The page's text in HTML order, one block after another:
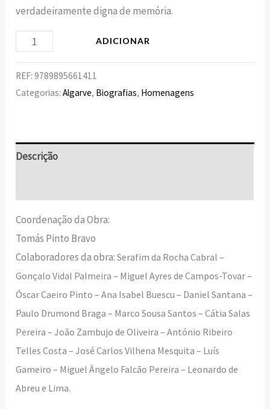
verdadeiramente digna de memória.
ADICIONAR
REF:9789895661411
Categorias:Algarve, Biografias, Homenagens
Descrição
Coordenação da Obra:
Tomás Pinto Bravo
Colaboradores da obra:Serafim da Rocha Cabral –
Gonçalo Vidal Palmeira – Miguel Ayres de Campos-Tovar –
Óscar Caeiro Pinto – Ana Isabel Buescu – Daniel Santana –
Paulo Drumond Braga – Marco Sousa Santos – Cátia Salas
Pereira – João Zambujo de Oliveira – António Ribeiro
Telles Costa – José Carlos Vilhena Mesquita – Luís
Gameiro – Miguel Ângelo Falcão Pereira – Leonardo de
Abreu e Lima.